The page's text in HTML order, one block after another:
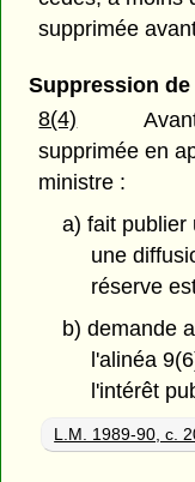
supprimée
Suppression
8(4)
supprimée en
ministre :
a) fait publier
une
réserve
b) demande
l'alinéa
l'intérêt
L.M. 1989-90, c.